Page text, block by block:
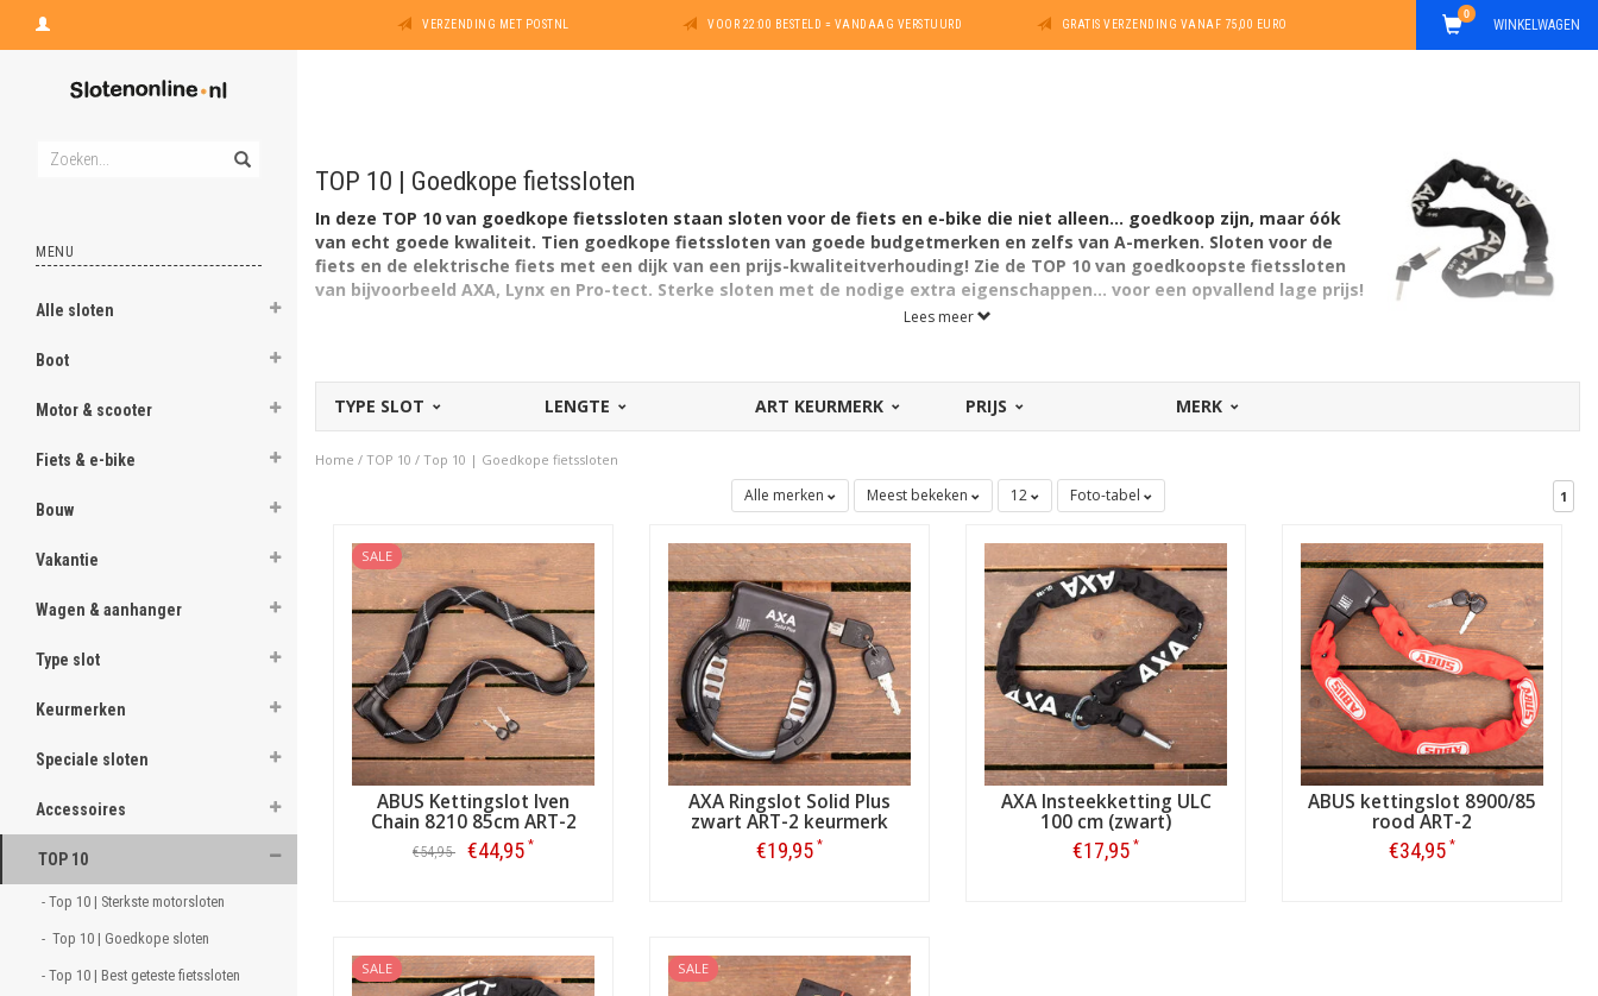
VERZENDING MET POSTNL VOOR 22:00 BESTELD = VANDAAG VERSTUURD GRATIS VERZENDING VANAF 75,00 EURO WINKELWAGEN
0
MENU
Alle sloten
Boot
Motor & scooter
Fiets & e-bike
Bouw
Vakantie
Wagen & aanhanger
Type slot
Keurmerken
Speciale sloten
Accessoires
TOP 10
- Top 10 | Sterkste motorsloten
-  Top 10 | Goedkope sloten
- Top 10 | Best geteste fietssloten
TOP 10 | Goedkope fietssloten
In deze TOP 10 van goedkope fietssloten staan sloten voor de fiets en e-bike die niet alleen... goedkoop zijn, maar óók
van echt goede kwaliteit. Tien goedkope fietssloten van goede budgetmerken en zelfs van A-merken. Sloten voor de
fiets en de elektrische fiets met een dijk van een prijs-kwaliteitverhouding! Zie de TOP 10 van goedkoopste fietssloten
van bijvoorbeeld AXA, Lynx en Pro-tect. Sterke sloten met de nodige extra eigenschappen... voor een opvallend lage prijs!
Lees meer
TYPE SLOT LENGTE ART KEURMERK PRIJS MERK
Home / TOP 10 / Top 10 | Goedkope fietssloten
Alle merken Meest bekeken 12 Foto-tabel 1
SALE
ABUS Kettingslot Iven
Chain 8210 85cm ART-2
€54,95 €44,95 *
AXA Ringslot Solid Plus
zwart ART-2 keurmerk
€19,95 *
AXA Insteekketting ULC
100 cm (zwart)
€17,95 *
ABUS kettingslot 8900/85
rood ART-2
€34,95 *
SALE SALE